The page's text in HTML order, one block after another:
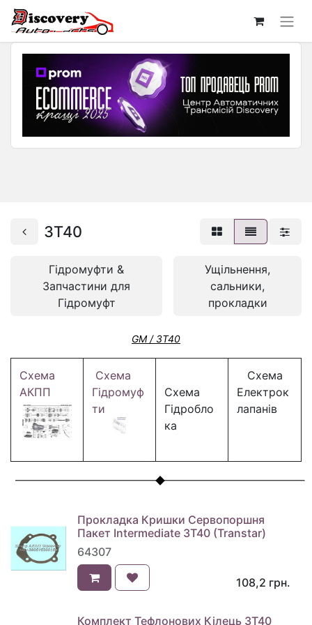
3T40
Гідромуфти &
Запчастини для
Гідромуфт
Ущільнення,
сальники,
прокладки
GM / 3T40
Схема
АКПП
Схема
Гідромуф
ти
Схема
Гідробло
ка
Схема
Електрок
лапанів
Прокладка Кришки Сервопоршня
Пакет Intermediate 3T40 (Transtar)
64307
108,2 грн.
Комплект Тефлонових Кілець 3T40